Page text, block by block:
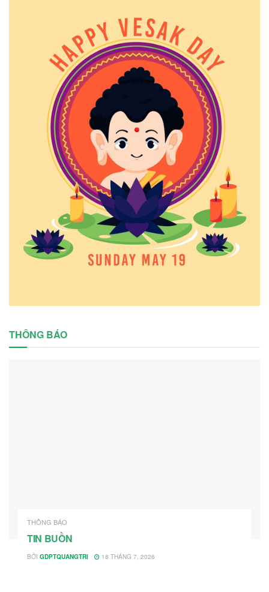
THÔNG BÁO
THÔNG BÁO
TIN BUỒN
BỞI GDPTQUANGTRI 18 THÁNG 7, 2026